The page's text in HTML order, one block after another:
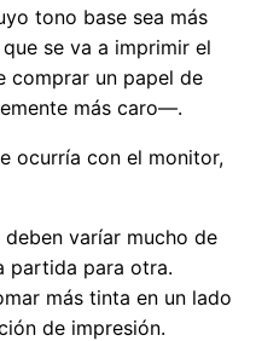
tono base sea más
se va a imprimir el
comprar un papel de
más caro—.
ocurría con el monitor,
varíar mucho de
partida para otra.
más tinta en un lado
de impresión.